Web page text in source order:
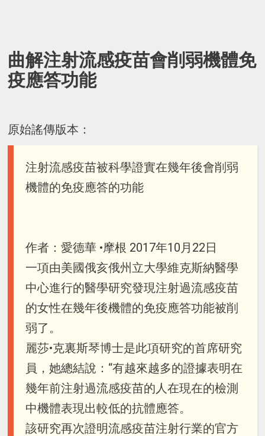
曲解注射流感疫苗會削弱機體免
疫應答功能
原始謠傳版本：
注射流感疫苗被科學證實在幾年後會削弱
機體的免疫應答的功能
作者：愛德華 •摩根 2017年10月22日
一項由美國俄亥俄州立大學維克斯納醫學
中心進行的醫學研究發現注射過流感疫苗
的女性在幾年後機體的免疫應答功能被削
弱了。
麗莎•克裏斯琴博士是此項研究的首席研究
員，她總結說：“有越來越多的證據表明在
幾年前注射過流感疫苗的人在現在的檢測
中機體表現出較低的抗體應答。
該研究再次證明流感疫苗注射行業的官方